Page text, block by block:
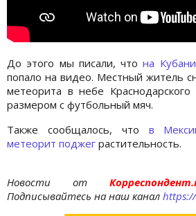
До этого мы писали, чтона
попало на видео. Местный житель
метеорита в небе
размером с футбольный мяч.
Также сообщалось, что в
метеорит поджег растительность.
Новости от
Подписывайтесь на наш канал